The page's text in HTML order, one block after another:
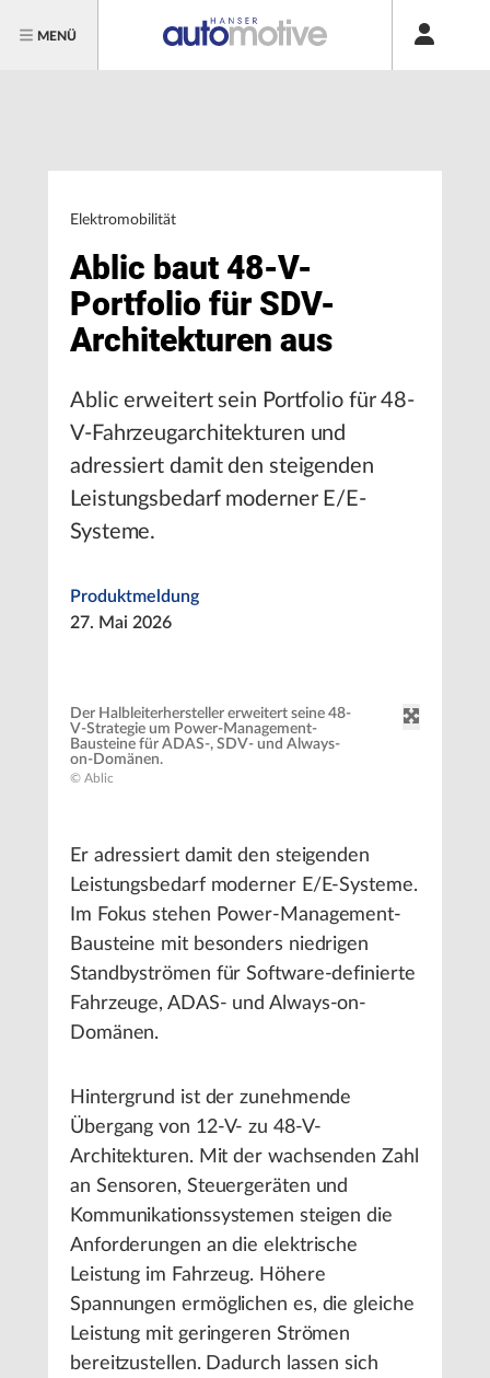
MENÜ
Elektromobilität
Ablic baut 48-V-
Portfolio für SDV-
Architekturen aus
Ablic erweitert sein Portfolio für 48-
V-Fahrzeugarchitekturen und
adressiert damit den steigenden
Leistungsbedarf moderner E/E-
Systeme.
Produktmeldung
27. Mai 2026
Der Halbleiterhersteller erweitert seine 48-
V-Strategie um Power-Management-
Bausteine für ADAS-, SDV- und Always-
on-Domänen.
© Ablic
Er adressiert damit den steigenden
Leistungsbedarf moderner E/E-Systeme.
Im Fokus stehen Power-Management-
Bausteine mit besonders niedrigen
Standbyströmen für Software-definierte
Fahrzeuge, ADAS- und Always-on-
Domänen.
Hintergrund ist der zunehmende
Übergang von 12-V- zu 48-V-
Architekturen. Mit der wachsenden Zahl
an Sensoren, Steuergeräten und
Kommunikationssystemen steigen die
Anforderungen an die elektrische
Leistung im Fahrzeug. Höhere
Spannungen ermöglichen es, die gleiche
Leistung mit geringeren Strömen
bereitzustellen. Dadurch lassen sich